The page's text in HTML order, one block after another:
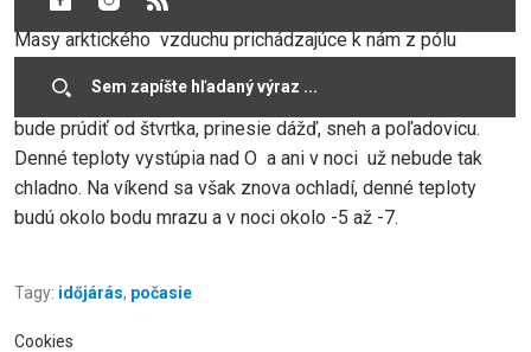
Masy arktického vzduchu prichádzajúce k nám z pólu
teploty nevystúpia nad bod mrazu. Teplejší vzduch k nám
bude prúdiť od štvrtka, prinesie dážď, sneh a poľadovicu.
Denné teploty vystúpia nad O a ani v noci už nebude tak
chladno. Na víkend sa však znova ochladí, denné teploty
budú okolo bodu mrazu a v noci okolo -5 až -7.
Tagy: időjárás, počasie
Cookies